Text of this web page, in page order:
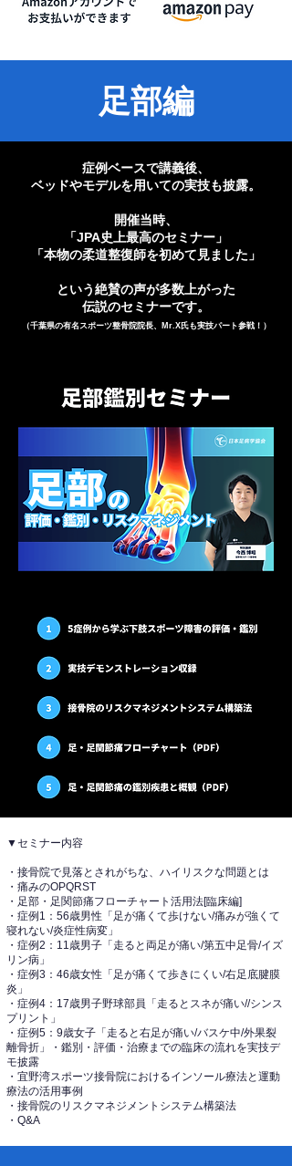
足部編
症例ベースで講義後、
ベッドやモデルを用いての実技も披露。
開催当時、
「JPA史上最高のセミナー」
「本物の柔道整復師を初めて見ました」
という絶賛の声が多数上がった
伝説のセミナーです。
（千葉県の有名スポーツ整骨院院長、Mr.X氏も実技パート参戦！）
▼セミナー内容
・接骨院で見落とされがちな、ハイリスクな問題とは
・痛みのOPQRST
・足部・足関節痛フローチャート活用法[臨床編]
・症例1：56歳男性「足が痛くて歩けない/痛みが強くて
寝れない/炎症性病変」
・症例2：11歳男子「走ると両足が痛い/第五中足骨/イズ
リン病」
・症例3：46歳女性「足が痛くて歩きにくい/右足底腱膜
炎」
・症例4：17歳男子野球部員「走るとスネが痛い//シンス
プリント」
・症例5：9歳女子「走ると右足が痛い/バスケ中/外果裂
離骨折」・鑑別・評価・治療までの臨床の流れを実技デ
モ披露
・宜野湾スポーツ接骨院におけるインソール療法と運動
療法の活用事例
・接骨院のリスクマネジメントシステム構築法
・Q&A